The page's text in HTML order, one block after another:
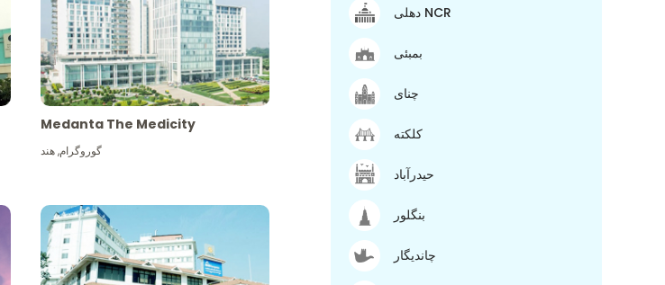
Medanta The Medicity
گوروگرام,هند
دهلی NCR
بمبئی
چنای
کلکته
حیدرآباد
بنگلور
چاندیگار